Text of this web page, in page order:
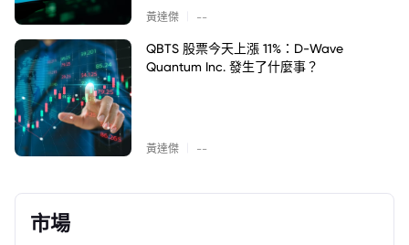
黃達傑 --
QBTS 股票今天上漲 11%：D-Wave
Quantum Inc. 發生了什麼事？
黃達傑 --
市場